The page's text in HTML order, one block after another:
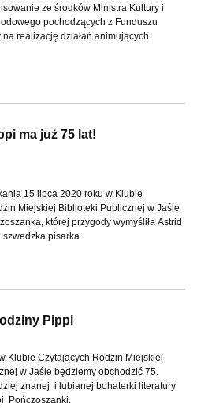
ze środków Ministra Kultury i
pochodzących z Funduszu
na realizację działań animujących
ma już 75 lat!
15 lipca 2020 roku w Klubie
Miejskiej Biblioteki Publicznej w Jaśle
której przygody wymyśliła Astrid
pisarka.
Pippi
Klubie Czytających Rodzin Miejskiej
w Jaśle będziemy obchodzić 75.
znanej i lubianej bohaterki literatury
Pończoszanki.